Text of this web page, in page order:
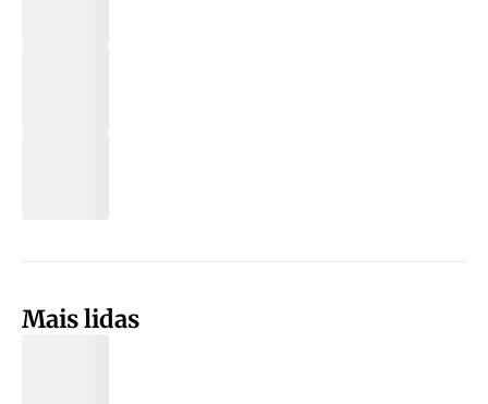
Mais lidas